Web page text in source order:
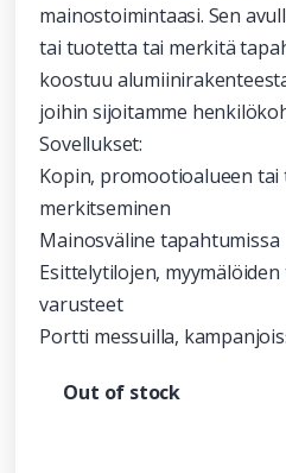
mainostoimintaasi. Sen
tai tuotetta tai merkitä
koostuu
joihin sijoitamme
Sovellukset:
Kopin, promootioalueen tai
merkitseminen
Mainosväline tapahtumissa
Esittelytilojen,
varusteet
Portti messuilla,
Out of stock